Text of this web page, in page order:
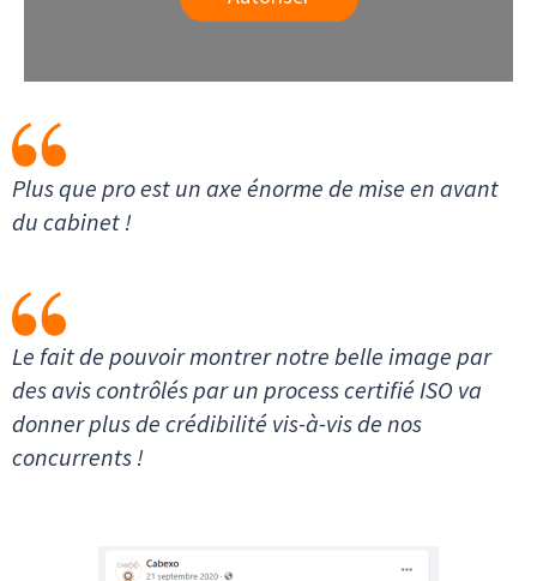
Plus que pro est un axe énorme de mise en avant
du cabinet !
Le fait de pouvoir montrer notre belle image par
des avis contrôlés par un process certifié ISO va
donner plus de crédibilité vis-à-vis de nos
concurrents !